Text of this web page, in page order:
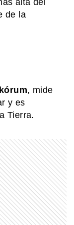
alta del
de la
, mide
y es
Tierra.
y por qué
el trabajo?
ué fue la bola
cielo de la
Houssay, una
argentina